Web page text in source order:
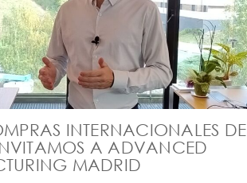
INTERNACIONALES DE
A ADVANCED
MADRID